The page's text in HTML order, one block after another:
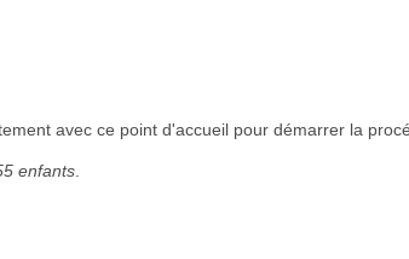
avec ce point d'accueil pour démarrer la
enfants.